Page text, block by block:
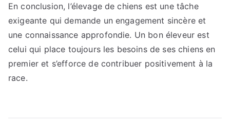
En conclusion, l’élevage de chiens est une tâche
exigeante qui demande un engagement sincère et
une connaissance approfondie. Un bon éleveur est
celui qui place toujours les besoins de ses chiens en
premier et s’efforce de contribuer positivement à la
race.